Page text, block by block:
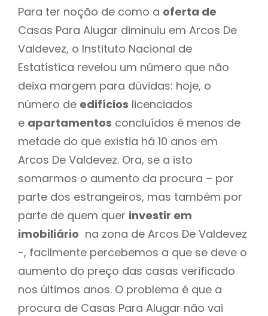
Para ter noção de como a oferta de
Casas Para Alugar diminuiu em Arcos De
Valdevez, o Instituto Nacional de
Estatística revelou um número que não
deixa margem para dúvidas: hoje, o
número de edifícios licenciados
e apartamentos concluídos é menos de
metade do que existia há 10 anos em
Arcos De Valdevez. Ora, se a isto
somarmos o aumento da procura – por
parte dos estrangeiros, mas também por
parte de quem quer investir em
imobiliário na zona de Arcos De Valdevez
-, facilmente percebemos a que se deve o
aumento do preço das casas verificado
nos últimos anos. O problema é que a
procura de Casas Para Alugar não vai